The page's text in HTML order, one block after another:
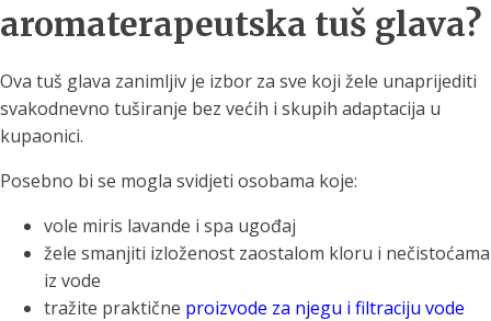
aromaterapeutska tuš glava?
Ova tuš glava zanimljiv je izbor za sve koji žele unaprijediti
svakodnevno tuširanje bez većih i skupih adaptacija u
kupaonici.
Posebno bi se mogla svidjeti osobama koje:
vole miris lavande i spa ugođaj
žele smanjiti izloženost zaostalom kloru i nečistoćama
iz vode
tražite praktične proizvode za njegu i filtraciju vode